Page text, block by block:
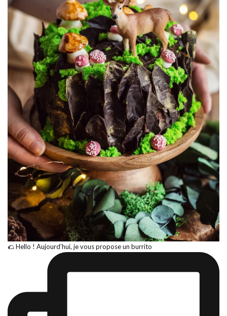
🌮 Hello ! Aujourd’hui, je vous propose un burrito